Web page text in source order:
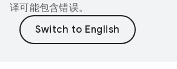
译可能包含错误。